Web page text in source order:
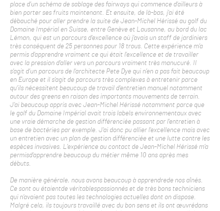
place d’un schéma de sablage des fairways qui commence d’ailleurs à
bien porter ses fruits maintenant. Et ensuite, de là-bas, j’ai été
débauché pour aller prendre la suite de Jean-Michel Hérissé au golf du
Domaine Impérial en Suisse, entre Genève et Lausanne, au bord du lac
Léman, qui est un parcours d’excellence où j’avais un staff de jardiniers
très conséquent de 25 personnes pour 18 trous. Cette expérience m’a
permis d’apprendre vraiment ce qui était l’excellence et de travailler
avec la pression d’aller vers un parcours vraiment très manucuré. Il
s’agit d’un parcours de l’architecte Pete Dye qui n’en a pas fait beaucoup
en Europe et il s’agit de parcours très complexes à entretenir parce
qu’ils nécessitent beaucoup de travail d’entretien manuel notamment
autour des greens en raison des importants mouvements de terrain.
J’ai beaucoup appris avec Jean-Michel Hérissé notamment parce que
le golf du Domaine Impérial avait trois labels environnementaux avec
une vraie démarche de gestion différenciée passant par l’entretien à
base de bactéries par exemple. J’ai donc pu allier l’excellence mais avec
un entretien avec un plan de gestion différenciée et une lutte contre les
espèces invasives. L’expérience au contact de Jean-Michel Hérissé m’a
permisd’apprendre beaucoup du métier même 10 ans après mes
débuts.
De manière générale, nous avons beaucoup à apprendrede nos aînés.
Ce sont ou étaientde véritablespassionnés et de très bons techniciens
qui n’avaient pas toutes les technologies actuelles dont on dispose.
Malgré cela, ils toujours travaillé avec du bon sens et ils ont œuvrédans